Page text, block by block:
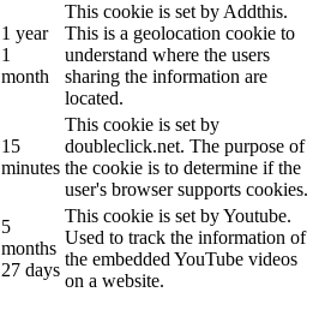
1 year
1
month
This cookie is set by Addthis.
This is a geolocation cookie to
understand where the users
sharing the information are
located.
15
minutes
This cookie is set by
doubleclick.net. The purpose of
the cookie is to determine if the
user's browser supports cookies.
5
months
27 days
This cookie is set by Youtube.
Used to track the information of
the embedded YouTube videos
on a website.